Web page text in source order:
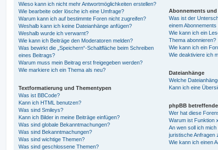
Wieso kann ich nicht mehr Antwortmöglichkeiten erstellen?
Wie bearbeite oder lösche ich eine Umfrage?
Warum kann ich auf bestimmte Foren nicht zugreifen?
Weshalb kann ich keine Dateianhänge anfügen?
Weshalb wurde ich verwarnt?
Wie kann ich Beiträge den Moderatoren melden?
Was bewirkt die „Speichern“-Schaltfläche beim Schreiben
eines Beitrags?
Warum muss mein Beitrag erst freigegeben werden?
Wie markiere ich ein Thema als neu?
Textformatierung und Thementypen
Was ist BBCode?
Kann ich HTML benutzen?
Was sind Smileys?
Kann ich Bilder in meine Beiträge einfügen?
Was sind globale Bekanntmachungen?
Was sind Bekanntmachungen?
Was sind wichtige Themen?
Was sind geschlossene Themen?
Abonnements und
Was ist der
einem
Wie kann ich ein
Thema abonnieren?
Wie kann ich ein
Wie deaktiviere ich
Dateianhänge
Welche
Kann ich eine
phpBB
Wer hat diese
Warum ist Funktion
An wen soll ich
juristische Anfragen
Wie kann ich einen